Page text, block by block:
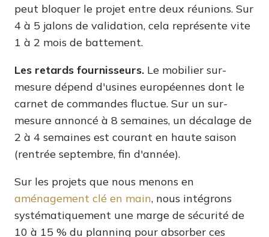
peut bloquer le projet entre deux réunions. Sur
4 à 5 jalons de validation, cela représente vite
1 à 2 mois de battement.
Les retards fournisseurs. Le mobilier sur-
mesure dépend d'usines européennes dont le
carnet de commandes fluctue. Sur un sur-
mesure annoncé à 8 semaines, un décalage de
2 à 4 semaines est courant en haute saison
(rentrée septembre, fin d'année).
Sur les projets que nous menons en
aménagement clé en main, nous intégrons
systématiquement une marge de sécurité de
10 à 15 % du planning pour absorber ces